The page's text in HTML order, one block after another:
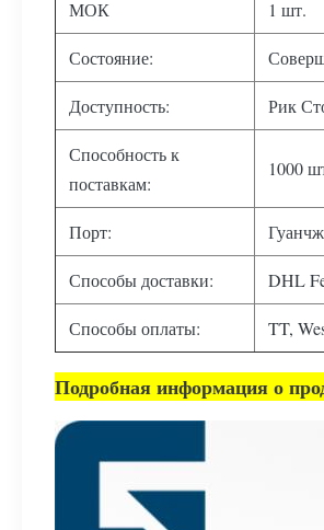
МОК 1 шт.
Состояние:
Доступность: Рик
Способность к
поставкам:
1000
Порт:
Способы доставки: DHL
Способы оплаты: TT,
Подробная информация о